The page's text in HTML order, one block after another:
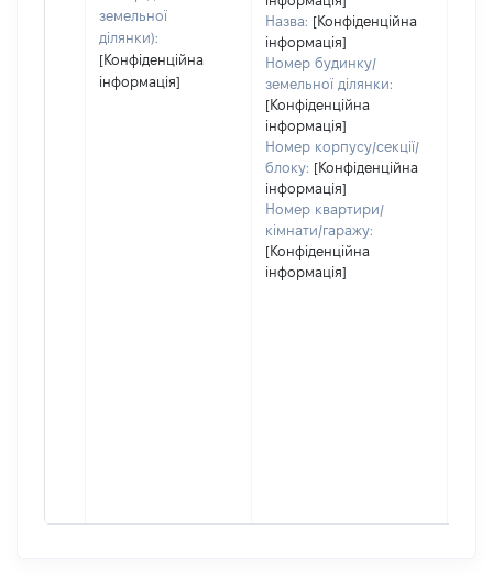
земельної
ділянки):
[Конфіденційна
інформація]
Назва: [Конфіденційна
інформація]
Номер будинку/
земельної ділянки:
[Конфіденційна
інформація]
Номер корпусу/секції/
блоку: [Конфіденційна
інформація]
Номер квартири/
кімнати/гаражу:
[Конфіденційна
інформація]